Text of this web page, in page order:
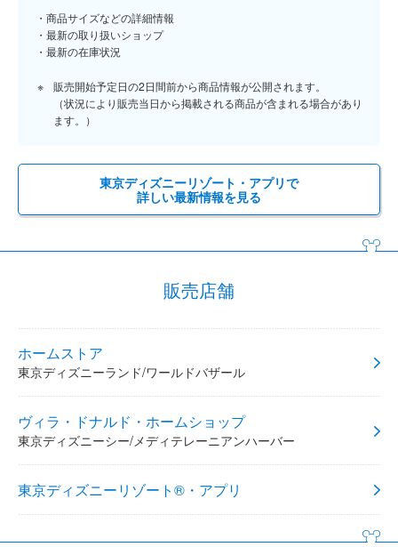
商品サイズなどの詳細情報
最新の取り扱いショップ
最新の在庫状況
販売開始予定日の2日間前から商品情報が公開されます。
（状況により販売当日から掲載される商品が含まれる場合があり
ます。）
東京ディズニーリゾート・アプリで
詳しい最新情報を見る
販売店舗
ホームストア
東京ディズニーランド/ワールドバザール
ヴィラ・ドナルド・ホームショップ
東京ディズニーシー/メディテレーニアンハーバー
東京ディズニーリゾート®・アプリ